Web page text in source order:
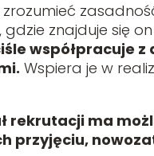
zrozumieć
znajduje się
współpracuje
Wspiera je w
rekrutacji ma
przyjęciu,